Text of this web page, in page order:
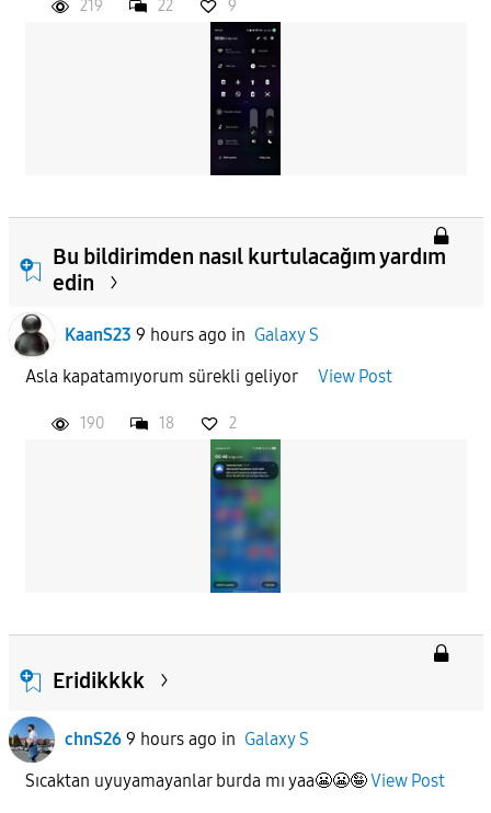
219 22 9
Bu bildirimden nasıl kurtulacağım yardım
edin
KaanS23 9 hours ago in Galaxy S
Asla kapatamıyorum sürekli geliyor View Post
190 18 2
Eridikkkk
chnS26 9 hours ago in Galaxy S
Sıcaktan uyuyamayanlar burda mı yaa😬😬🤪View Post